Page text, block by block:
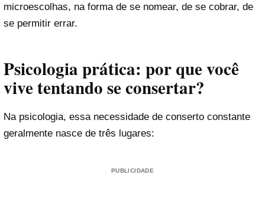
microescolhas, na forma de se nomear, de se cobrar, de
se permitir errar.
Psicologia prática: por que você
vive tentando se consertar?
Na psicologia, essa necessidade de conserto constante
geralmente nasce de três lugares:
PUBLICIDADE